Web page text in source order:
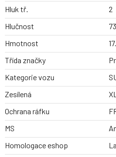
Hluk tř.
2
Hlučnost
73
Hmotnost
Třída značky
Kategorie vozu
Zesílená
XL
Ochrana ráfku
MS
Homologace eshop